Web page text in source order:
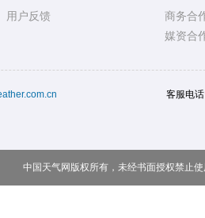
用户反馈
商务合
媒资合
客服电
中国天气网版权所有，未经书面授权禁